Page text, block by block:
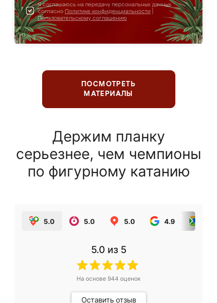
Я соглашаюсь на передачу персональных данных
согласно Политике конфиденциальности
Пользовательскому соглашению
ПОСМОТРЕТЬ
МАТЕРИАЛЫ
Держим планку
серьезнее, чем чемпионы
по фигурному катанию
5.0 5.0 5.0 4.9
5.0 из 5
На основе 944 оценок
Оставить отзыв